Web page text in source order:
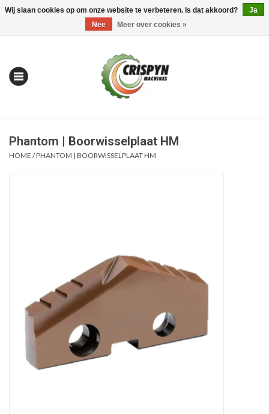
0 Artikelen - €0,00 Mijn account / Registreren
Alles om te Frezen |
Alles om te Draaien |
Alles om te Zagen |
Phantom | Boorwisselplaat HM
HOME /PHANTOM | BOORWISSELPLAAT HM
Wij slaan cookies op om onze website te verbeteren. Is dat akkoord?
Ja
Nee
Meer over cookies »